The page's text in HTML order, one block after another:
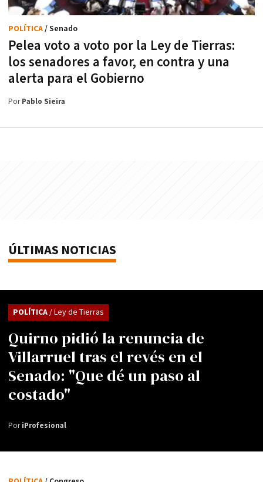
Pelea voto a voto por la Ley de Tierras:
los senadores a favor, en contra y una
alerta para el Gobierno
POLÍTICA/ Senado
PorPablo Sieira
ÚLTIMAS NOTICIAS
Quirno pidió la renuncia de
Villarruel tras el revés en el
Senado: "Que dé un paso al
costado"
POLÍTICA/ Ley de Tierras
PoriProfesional